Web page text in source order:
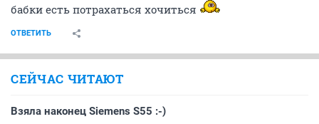
бабки есть потрахаться хочиться
ОТВЕТИТЬ
СЕЙЧАС ЧИТАЮТ
Взяла наконец Siemens S55 :-)